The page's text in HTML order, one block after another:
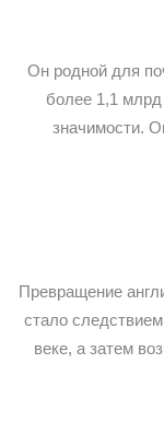
Он родной для
более 1,1 млрд
значимости.
Превращение
стало
веке, а затем